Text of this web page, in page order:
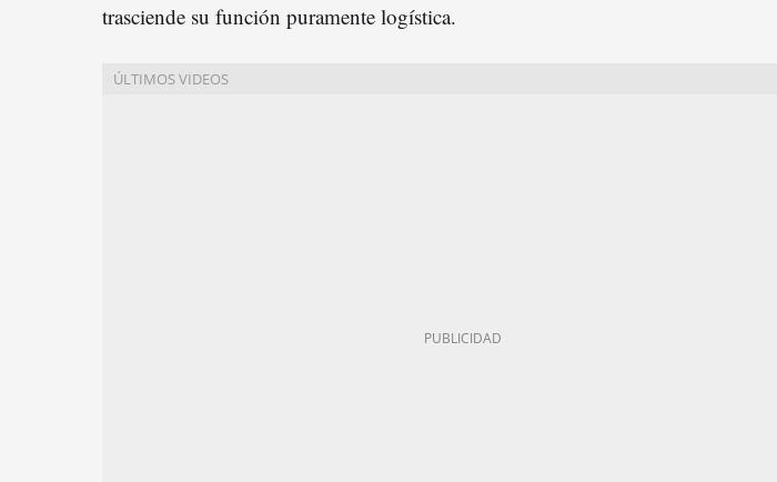
trasciende su función puramente logística.